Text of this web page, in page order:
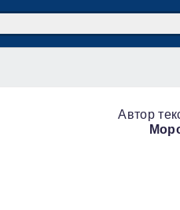
Автор